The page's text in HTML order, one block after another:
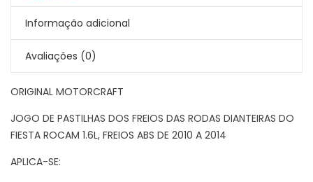
Informação adicional
Avaliações (0)
ORIGINAL MOTORCRAFT
JOGO DE PASTILHAS DOS FREIOS DAS RODAS DIANTEIRAS DO
FIESTA ROCAM 1.6L, FREIOS ABS DE 2010 A 2014
APLICA-SE: